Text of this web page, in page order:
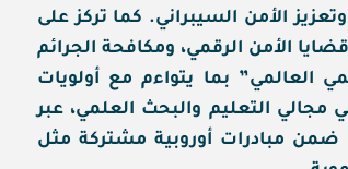
الأمن السيبراني. كما تركز على
الأمن الرقمي، ومكافحة الجرائم
العالمي” بما يتواءم مع أولويات
مجالي التعليم والبحث العلمي، عبر
ضمن مبادرات أوروبية مشتركة مثل